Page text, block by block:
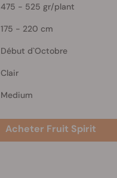
475 - 525 gr/plant
175 - 220 cm
Début d`Octobre
Clair
Medium
Acheter Fruit Spirit